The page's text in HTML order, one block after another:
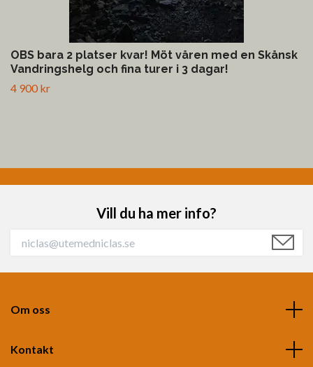
OBS bara 2 platser kvar! Möt våren med en Skånsk
Vandringshelg och fina turer i 3 dagar!
4 900 kr
Vill du ha mer info?
Om oss
Kontakt